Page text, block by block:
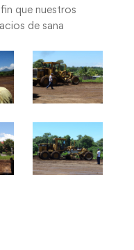
que nuestros
de sana